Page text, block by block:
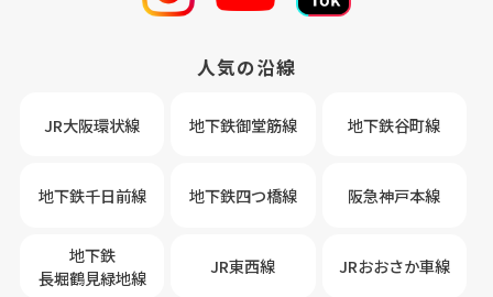
人気の沿線
JR大阪環状線 地下鉄御堂筋線 地下鉄谷町線
地下鉄千日前線 地下鉄四つ橋線 阪急神戸本線
地下鉄
長堀鶴見緑地線
JR東西線 JRおおさか車線